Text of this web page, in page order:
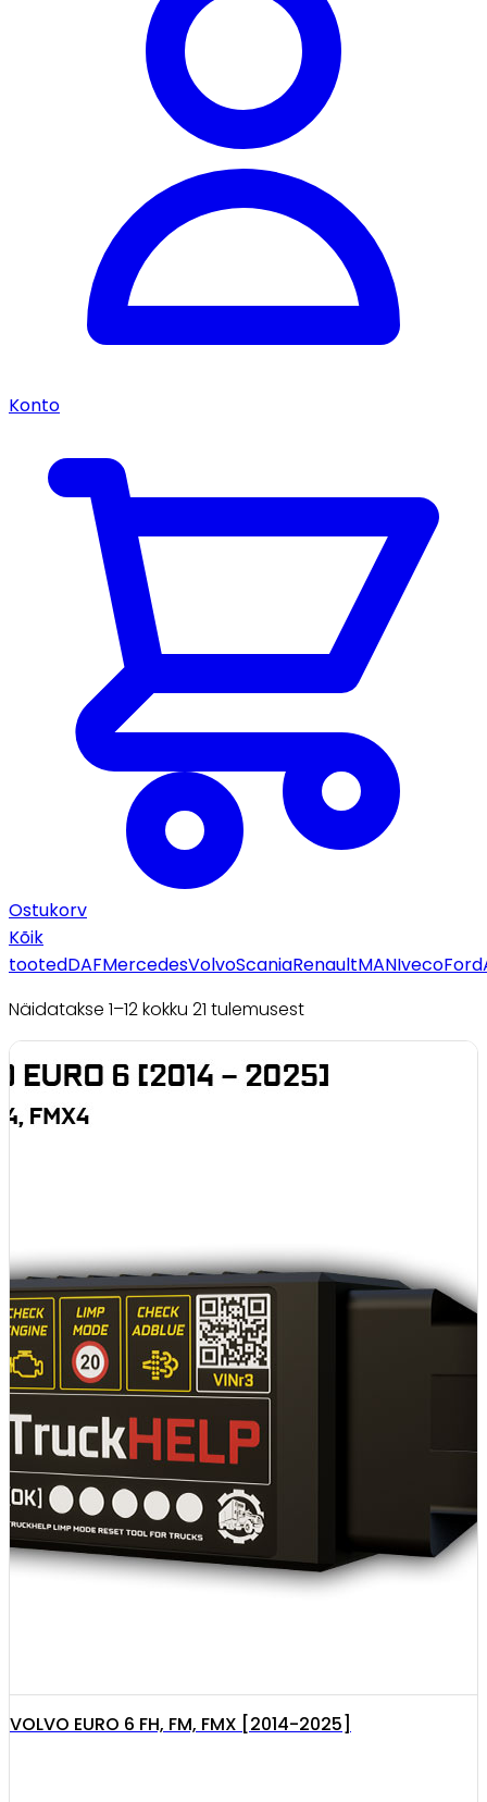
Konto
Ostukorv
Kõik
tootedDAFMercedesVolvoScaniaRenaultMANIvecoFord
Näidatakse 1–12 kokku 21 tulemusest
VOLVO EURO 6 FH, FM, FMX [2014-2025]